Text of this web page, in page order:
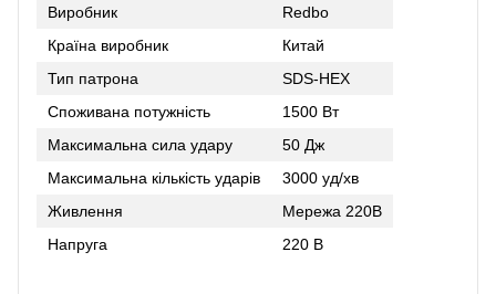
Виробник
Redbo
Країна виробник
Китай
Тип патрона
SDS-HEX
Споживана потужність
1500 Вт
Максимальна сила удару
50 Дж
Максимальна кількість ударів
3000 уд/хв
Живлення
Мережа 220В
Напруга
220 В